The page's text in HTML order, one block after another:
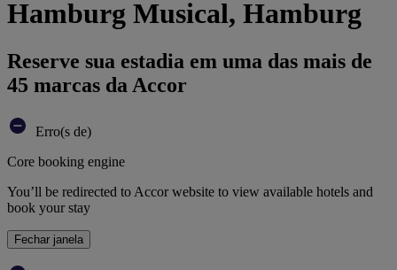
Hamburg Musical, Hamburg
Reserve sua estadia em uma das mais de
45 marcas da Accor
Erro(s de)
Core booking engine
You’ll be redirected to Accor website to view available hotels and
book your stay
Fechar janela